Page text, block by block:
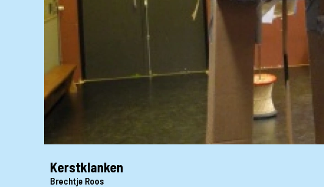
Kerstklanken
Brechtje Roos